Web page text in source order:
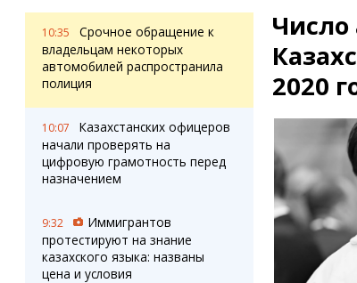
eTV
Рассылка новостей
Персоны
Интервью
Спорт
Выставки
Цирк и зоопарк
Блогер «ЕШКА»
Лента блогера
Штрихи
Коллаж недели
Ешкин гороскоп
Web-камеры
Пробки
Карта
Организации
Мой
Перекрытие
10:35
Срочное обращение к
владельцам некоторых
автомобилей распространила
полиция
10:07
Казахстанских офицеров
начали проверять на
цифровую грамотность перед
назначением
9:32
Иммигрантов
протестируют на знание
казахского языка: названы
цена и условия
Число
2020